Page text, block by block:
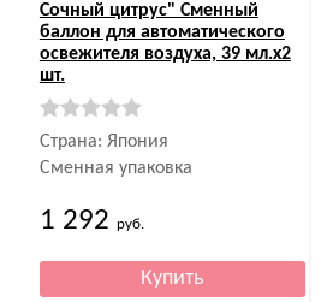
Сочный цитрус" Сменный
баллон для автоматического
освежителя воздуха, 39 мл.х2
шт.
Страна: Япония
Сменная упаковка
1 292 руб.